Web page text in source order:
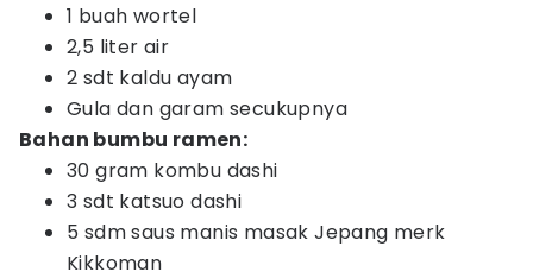
1 buah wortel
2,5 liter air
2 sdt kaldu ayam
Gula dan garam secukupnya
Bahan bumbu ramen:
30 gram kombu dashi
3 sdt katsuo dashi
5 sdm saus manis masak Jepang merk
Kikkoman